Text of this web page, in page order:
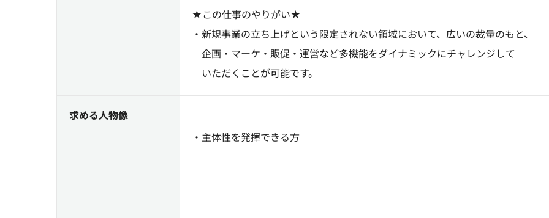
★この仕事のやりがい★
・新規事業の立ち上げという限定されない領域において、広いの裁量のもと、
企画・マーケ・販促・運営など多機能をダイナミックにチャレンジして
いただくことが可能です。
求める人物像
・主体性を発揮できる方